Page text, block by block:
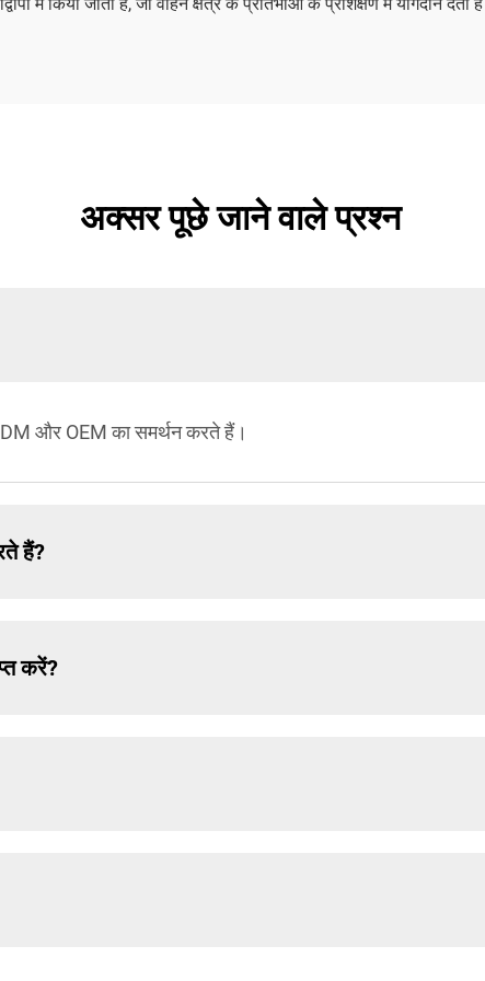
अक्सर पूछे जाने वाले प्रश्न
और OEM का समर्थन करते हैं।
हैं?
करें?